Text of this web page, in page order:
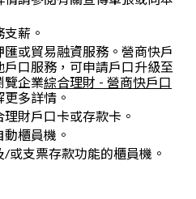
薪。
或貿易融資服務。營商快戶
戶口服務，可申請戶口升級至
覽企業綜合理財 - 營商快戶口
更多詳情。
財戶口卡或存款卡。
櫃員機。
或支票存款功能的櫃員機。